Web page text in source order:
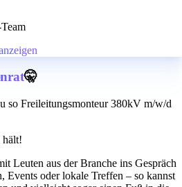
🤫
so Freileitungsmonteur 380kV m/w/d
hält!
Leuten aus der Branche ins Gespräch
Events oder lokale Treffen – so kannst